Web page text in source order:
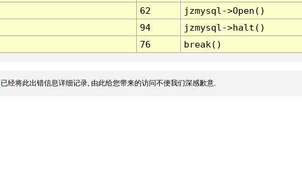
62
jzmysql->Open()
94
jzmysql->halt()
76 break()
经将此出错信息详细记录, 由此给您带来的访问不便我们深感歉意.